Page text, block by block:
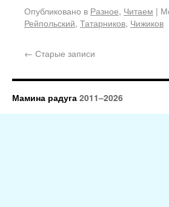
Опубликовано в Разное, Читаем |
Рейпольский, Татарников, Чижиков
← Старые записи
Мамина радуга 2011–2026